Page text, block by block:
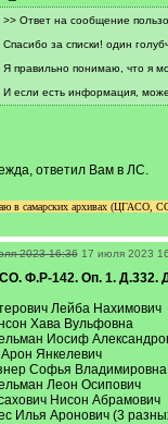
[
]
>> Ответ на сообщение
Спасибо за списки! один
Я правильно понимаю, что я
И если есть информация,
[
ответил Вам в ЛС.
в самарских архивах (ЦГАСО,
2023 16:36 17 июля 2023
Ф.Р-142. Оп. 1. Д.332.
Лейба Нахимович
Хава Вульфовна
Иосиф
Янкелевич
Софья Владимировна
Леон Осипович
Нисон Абрамович
Илья Аронович (3